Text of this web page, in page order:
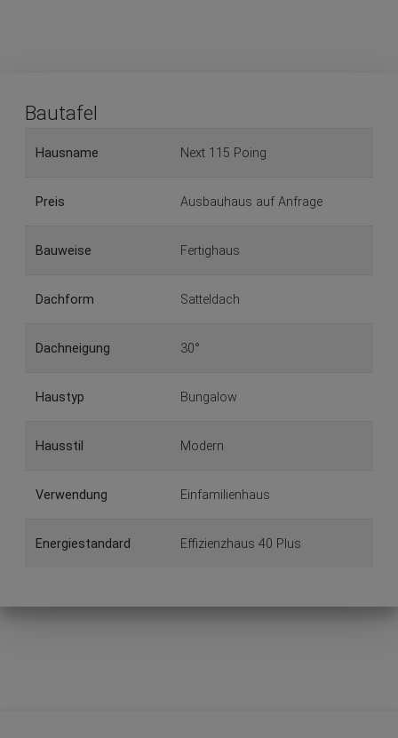
Bautafel
Hausname Next 115 Poing
Preis Ausbauhaus auf Anfrage
Bauweise Fertighaus
Dachform Satteldach
Dachneigung 30°
Haustyp Bungalow
Hausstil Modern
Verwendung Einfamilienhaus
Energiestandard Effizienzhaus 40 Plus